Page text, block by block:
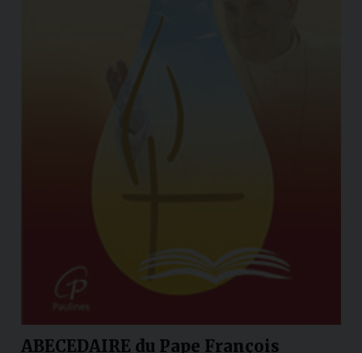
ABECEDAIRE du Pape François